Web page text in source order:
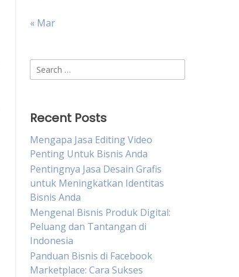
« Mar
Search
for:
Recent Posts
Mengapa Jasa Editing Video
Penting Untuk Bisnis Anda
Pentingnya Jasa Desain Grafis
untuk Meningkatkan Identitas
Bisnis Anda
Mengenal Bisnis Produk Digital:
Peluang dan Tantangan di
Indonesia
Panduan Bisnis di Facebook
Marketplace: Cara Sukses